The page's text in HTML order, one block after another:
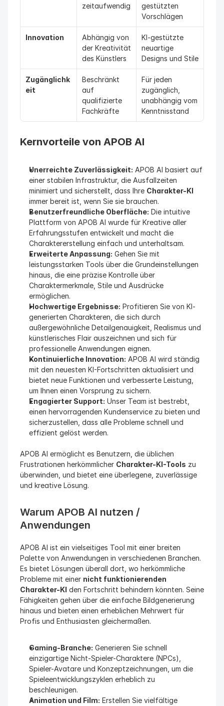
zeitaufwendig
gestützten
Vorschlägen
Innovation
Abhängig von
der Kreativität
des Künstlers
KI-gestützte
neuartige
Designs und Stile
Zugänglichk
eit
Beschränkt
auf
qualifizierte
Fachkräfte
Für jeden
zugänglich,
unabhängig vom
Kenntnisstand
Kernvorteile von APOB AI
Unerreichte Zuverlässigkeit: APOB AI basiert auf
einer stabilen Infrastruktur, die Ausfallzeiten
minimiert und sicherstellt, dass Ihre Charakter-KI
immer bereit ist, wenn Sie sie brauchen.
Benutzerfreundliche Oberfläche: Die intuitive
Plattform von APOB AI wurde für Kreative aller
Erfahrungsstufen entwickelt und macht die
Charaktererstellung einfach und unterhaltsam.
Erweiterte Anpassung: Gehen Sie mit
leistungsstarken Tools über die Grundeinstellungen
hinaus, die eine präzise Kontrolle über
Charaktermerkmale, Stile und Ausdrücke
ermöglichen.
Hochwertige Ergebnisse: Profitieren Sie von KI-
generierten Charakteren, die sich durch
außergewöhnliche Detailgenauigkeit, Realismus und
künstlerisches Flair auszeichnen und sich für
professionelle Anwendungen eignen.
Kontinuierliche Innovation: APOB AI wird ständig
mit den neuesten KI-Fortschritten aktualisiert und
bietet neue Funktionen und verbesserte Leistung,
um Ihnen einen Vorsprung zu sichern.
Engagierter Support: Unser Team ist bestrebt,
einen hervorragenden Kundenservice zu bieten und
sicherzustellen, dass alle Probleme schnell und
effizient gelöst werden.
APOB AI ermöglicht es Benutzern, die üblichen
Frustrationen herkömmlicher Charakter-KI-Tools zu
überwinden, und bietet eine überlegene, zuverlässige
und kreative Lösung.
Warum APOB AI nutzen /
Anwendungen
APOB AI ist ein vielseitiges Tool mit einer breiten
Palette von Anwendungen in verschiedenen Branchen.
Es bietet Lösungen überall dort, wo herkömmliche
Probleme mit einer nicht funktionierenden
Charakter-KI den Fortschritt behindern könnten. Seine
Fähigkeiten gehen über die einfache Bildgenerierung
hinaus und bieten einen erheblichen Mehrwert für
Profis und Enthusiasten gleichermaßen.
Gaming-Branche: Generieren Sie schnell
einzigartige Nicht-Spieler-Charaktere (NPCs),
Spieler-Avatare und Konzeptzeichnungen, um die
Spieleentwicklungszyklen erheblich zu
beschleunigen.
Animation und Film: Erstellen Sie vielfältige